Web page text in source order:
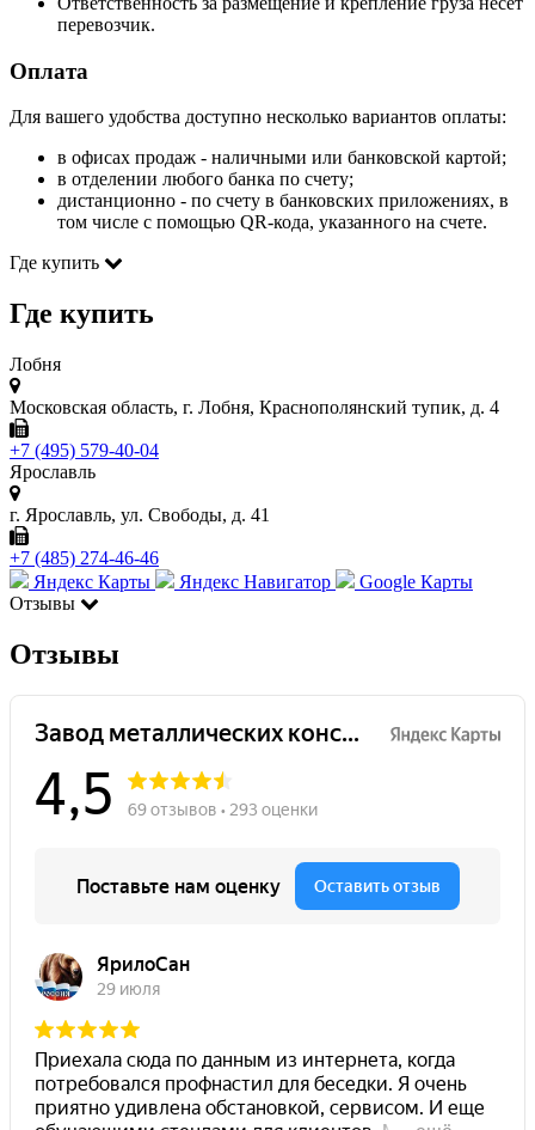
перевозчик.
Оплата
Для вашего удобства доступно несколько вариантов оплаты:
в офисах продаж - наличными или банковской картой;
в отделении любого банка по счету;
дистанционно - по счету в банковских приложениях, в
том числе с помощью QR-кода, указанного на счете.
Где купить
Где купить
Лобня
Московская область, г. Лобня, Краснополянский тупик, д. 4
+7 (495) 579-40-04
Ярославль
г. Ярославль, ул. Свободы, д. 41
+7 (485) 274-46-46
Яндекс Карты
Яндекс Навигатор
Google Карты
Отзывы
Отзывы